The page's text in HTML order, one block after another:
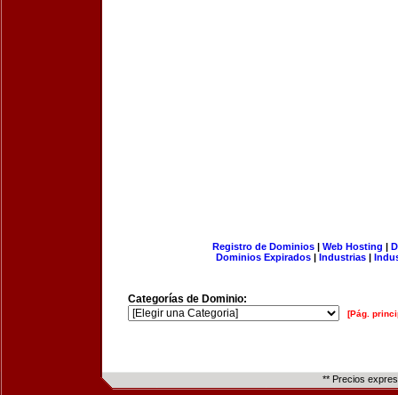
Registro de Dominios| Web Hosting |
Dominios Expirados | Industrias |
Categorías de Dominio:
[Pág.
** Precios